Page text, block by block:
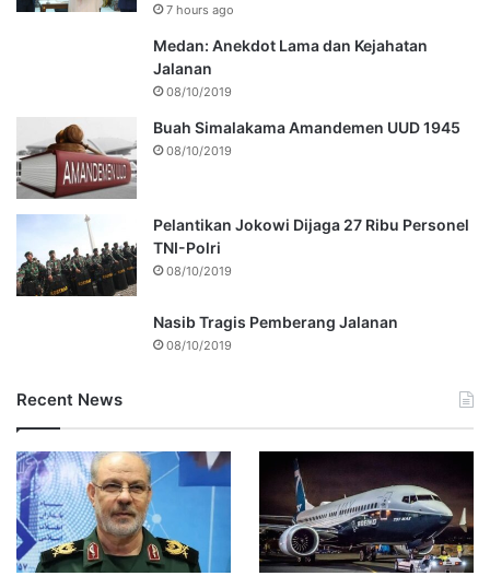
7 hours ago
Medan: Anekdot Lama dan Kejahatan
Jalanan
08/10/2019
Buah Simalakama Amandemen UUD 1945
08/10/2019
Pelantikan Jokowi Dijaga 27 Ribu Personel
TNI-Polri
08/10/2019
Nasib Tragis Pemberang Jalanan
08/10/2019
Recent News